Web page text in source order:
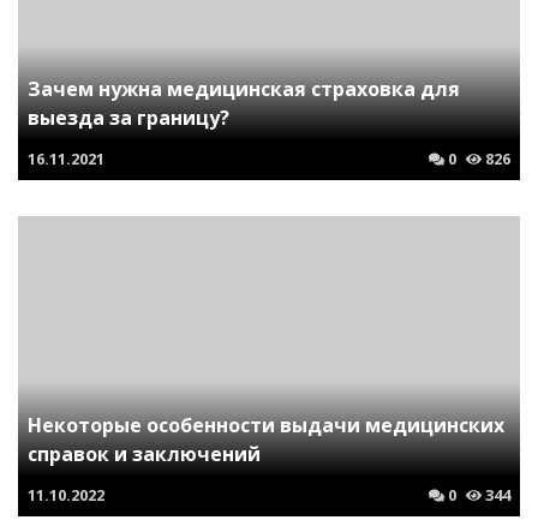
Зачем нужна медицинская страховка для
выезда за границу?
16.11.2021 0 826
Некоторые особенности выдачи медицинских
справок и заключений
11.10.2022 0 344